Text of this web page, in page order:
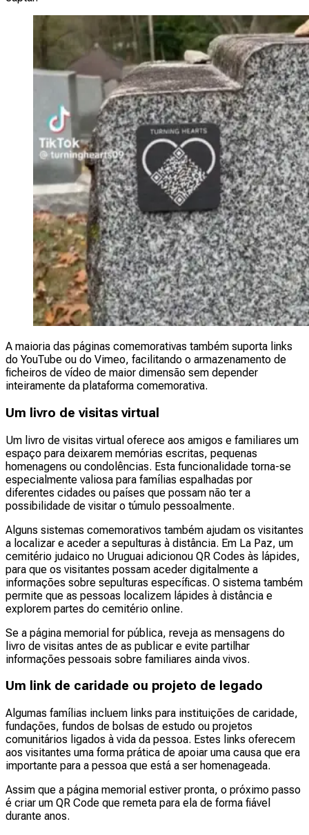
A maioria das páginas comemorativas também suporta links
do YouTube ou do Vimeo, facilitando o armazenamento de
ficheiros de vídeo de maior dimensão sem depender
inteiramente da plataforma comemorativa.
Um livro de visitas virtual
Um livro de visitas virtual oferece aos amigos e familiares um
espaço para deixarem memórias escritas, pequenas
homenagens ou condolências. Esta funcionalidade torna-se
especialmente valiosa para famílias espalhadas por
diferentes cidades ou países que possam não ter a
possibilidade de visitar o túmulo pessoalmente.
Alguns sistemas comemorativos também ajudam os visitantes
a localizar e aceder a sepulturas à distância. Em La Paz, um
cemitério judaico no Uruguai adicionou QR Codes às lápides,
para que os visitantes possam aceder digitalmente a
informações sobre sepulturas específicas. O sistema também
permite que as pessoas localizem lápides à distância e
explorem partes do cemitério online.
Se a página memorial for pública, reveja as mensagens do
livro de visitas antes de as publicar e evite partilhar
informações pessoais sobre familiares ainda vivos.
Um link de caridade ou projeto de legado
Algumas famílias incluem links para instituições de caridade,
fundações, fundos de bolsas de estudo ou projetos
comunitários ligados à vida da pessoa. Estes links oferecem
aos visitantes uma forma prática de apoiar uma causa que era
importante para a pessoa que está a ser homenageada.
Assim que a página memorial estiver pronta, o próximo passo
é criar um QR Code que remeta para ela de forma fiável
durante anos.